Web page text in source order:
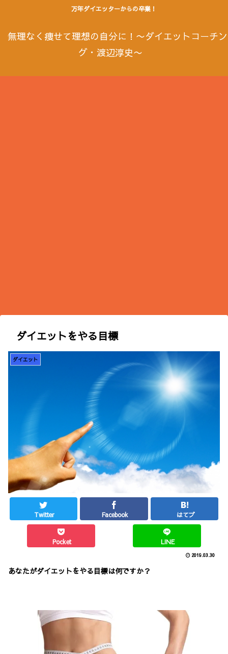
万年ダイエッターからの卒業！
無理なく痩せて理想の自分に！〜ダイエットコーチン
グ・渡辺淳史〜
ダイエットをやる目標
ダイエット
Twitter Facebook はてブ
Pocket LINE
2019.03.30
あなたがダイエットをやる目標は何ですか？